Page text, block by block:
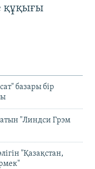
құқығы
базары бір
"Линдси Грэм
"Қазақстан,